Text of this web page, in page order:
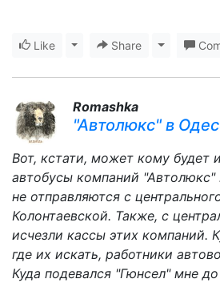
Like Toggle Dropdown
Share Toggle
Romashka
"Автолюкс" в
Вот, кстати, может кому будет
автобусы компаний
не отправляются с
Колонтаевской. Также, с
исчезли кассы этих компаний.
где их искать, работники
Куда подевался "Гюнсел" мне